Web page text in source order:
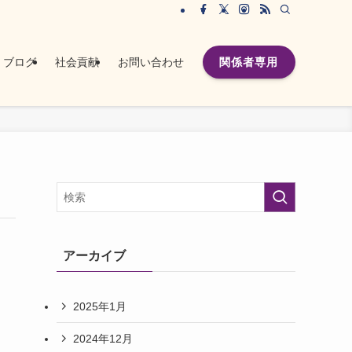
ブログ 社会貢献 お問い合わせ 関係者専用
アーカイブ
2025年1月
2024年12月